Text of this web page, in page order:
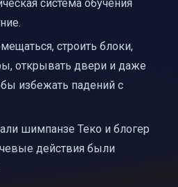
система обучения
строить блоки,
открывать двери и даже
избежать падений с
шимпанзе Теко и блогер
действия были